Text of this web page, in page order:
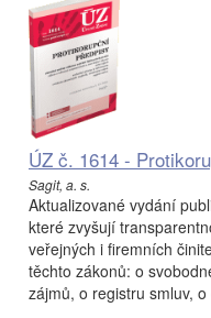
ÚZ č. 1614 -
Sagit, a. s.
Aktualizované vydání
které zvyšují
veřejných i firemních
těchto zákonů: o
zájmů, o registru smluv,